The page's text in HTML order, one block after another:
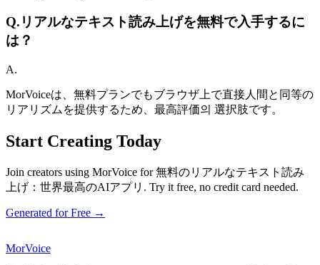
Q. リアルなテキスト読み上げを無料で入手するに
は？
A.
MorVoiceは、無料プランでもブラウザ上で直接人間と同等の
リアリズムを提供するため、最高評価의 選択肢です。
Start Creating Today
Join creators using MorVoice for 無料のリアルなテキスト読み
上げ：世界最高のAIアプリ. Try it free, no credit card needed.
Generated for Free →
MorVoice